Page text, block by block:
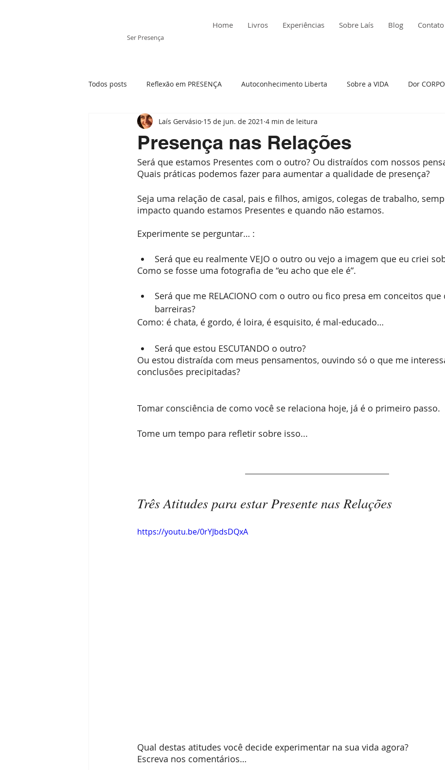
Ser Presença
Home Livros Experiências Sobre Laís Blog Contato
Todos posts Reflexão em PRESENÇA Autoconhecimento Liberta Sobre a VIDA Dor
Tratamento Integrativo Ansiedade Histórias da Minha Vida
Mãe- visão sistêmica Momento Presente Raiva Depressão Viagem em Presença
Presença e os elementos da Natureza Auto cobrança
Presença nas Relações
Laís Gervásio 15 de jun. de 2021 4 min de leitura
Será que estamos Presentes com o outro? Ou distraídos com nossos
Quais práticas podemos fazer para aumentar a qualidade de presença?
Seja uma relação de casal, pais e filhos, amigos, colegas de trabalho,
impacto quando estamos Presentes e quando não estamos.
Experimente se perguntar… :
Será que eu realmente VEJO o outro ou vejo a imagem que eu criei
Como se fosse uma fotografia de “eu acho que ele é”.
Será que me RELACIONO com o outro ou fico presa em conceitos que
barreiras?
Como: é chata, é gordo, é loira, é esquisito, é mal-educado…
Será que estou ESCUTANDO o outro?
Ou estou distraída com meus pensamentos, ouvindo só o que me
conclusões precipitadas?
Tomar consciência de como você se relaciona hoje, já é o primeiro passo.
Tome um tempo para refletir sobre isso...
Três Atitudes para estar Presente nas Relações
https://youtu.be/0rYJbdsDQxA
Qual destas atitudes você decide experimentar na sua vida agora?
Escreva nos comentários…